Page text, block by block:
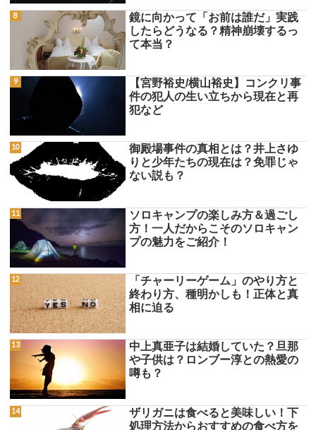
鏡に向かって「お前は誰だ」実践
したらどうなる？精神崩壊するっ
て本当？
【宮野裕史/横山裕史】コンクリ事
件の犯人の生い立ちから現在と再
犯など
御殿場事件の真相とは？井上さゆ
りと少年たちの現在は？免罪じゃ
ない説も？
ソロキャンプの楽しみ方＆過ごし
方！一人だからこそのソロキャン
プの魅力をご紹介！
「チャーリーゲーム」のやり方と
終わり方、種明かしも！正体と真
相に迫る
中上真亜子は結婚していた？旦那
や子供は？ロンブー淳との熱愛の
噂も？
ザリガニは食べると美味しい！下
処理方法からおすすめの食べ方を